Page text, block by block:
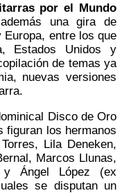
por el Mundo
una gira de
entre los que
Estados Unidos y
de temas ya
nuevas versiones
Disco de Oro
figuran los hermanos
Lila Deneken,
Marcos Llunas,
y Ángel López (ex
se disputan un